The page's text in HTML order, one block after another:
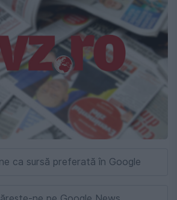
ca sursă preferată în Google